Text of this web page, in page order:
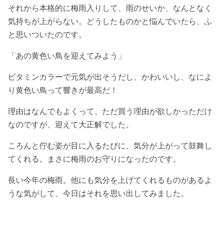
それから本格的に梅雨入りして、雨のせいか、なんとなく
気持ちが上がらない。どうしたものかと悩んでいたら、ふ
と思いついたのです。
「あの黄色い鳥を迎えてみよう」
ビタミンカラーで元気が出そうだし、かわいいし、なによ
り黄色い鳥って響きが最高だ！
理由はなんでもよくって、ただ買う理由が欲しかっただけ
なのですが、迎えて大正解でした。
ころんと佇む姿が目に入るたびに、気分が上がって鼓舞し
てくれる。まさに梅雨のお守りになったのです。
長い今年の梅雨。他にも気分を上げてくれるものがあるよ
うな気がして、今日はそれを思い出してみました。